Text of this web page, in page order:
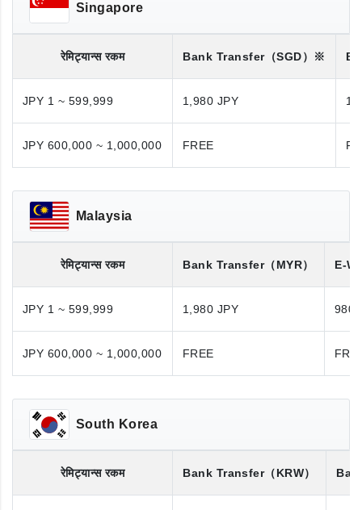
Singapore
रेमिट्यान्स रकम Bank Transfer（SGD）※
JPY 1 ~ 599,999 1,980 JPY
JPY 600,000 ~ 1,000,000 FREE
Malaysia
रेमिट्यान्स रकम Bank Transfer（MYR） E-
JPY 1 ~ 599,999 1,980 JPY 980
JPY 600,000 ~ 1,000,000 FREE
South Korea
रेमिट्यान्स रकम Bank Transfer（KRW）